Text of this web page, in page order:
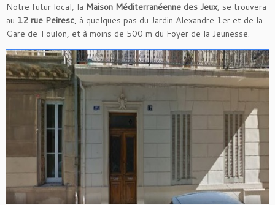
Notre futur local, la Maison Méditerranéenne des Jeux, se trouvera
au 12 rue Peiresc, à quelques pas du Jardin Alexandre 1er et de la
Gare de Toulon, et à moins de 500 m du Foyer de la Jeunesse.